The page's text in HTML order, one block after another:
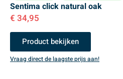
Sentima click natural oak
€ 34,95
Product bekijken
Vraag direct de laagste prijs aan!